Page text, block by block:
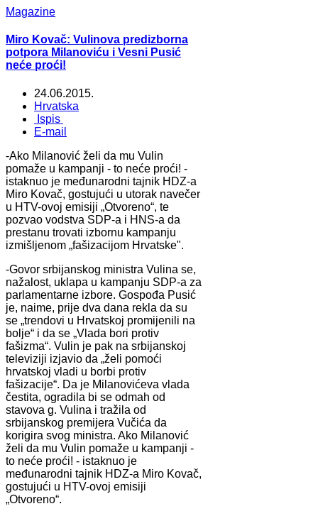
Magazine
Miro Kovač: Vulinova predizborna
potpora Milanoviću i Vesni Pusić
neće proći!
24.06.2015.
Hrvatska
Ispis
E-mail
-Ako Milanović želi da mu Vulin
pomaže u kampanji - to neće proći! -
istaknuo je međunarodni tajnik HDZ-a
Miro Kovač, gostujući u utorak navečer
u HTV-ovoj emisiji „Otvoreno“, te
pozvao vodstva SDP-a i HNS-a da
prestanu trovati izbornu kampanju
izmišljenom „fašizacijom Hrvatske".
-Govor srbijanskog ministra Vulina se,
nažalost, uklapa u kampanju SDP-a za
parlamentarne izbore. Gospođa Pusić
je, naime, prije dva dana rekla da su
se „trendovi u Hrvatskoj promijenili na
bolje“ i da se „Vlada bori protiv
fašizma“. Vulin je pak na srbijanskoj
televiziji izjavio da „želi pomoći
hrvatskoj vladi u borbi protiv
fašizacije“. Da je Milanovićeva vlada
čestita, ogradila bi se odmah od
stavova g. Vulina i tražila od
srbijanskog premijera Vučića da
korigira svog ministra. Ako Milanović
želi da mu Vulin pomaže u kampanji -
to neće proći! - istaknuo je
međunarodni tajnik HDZ-a Miro Kovač,
gostujući u HTV-ovoj emisiji
„Otvoreno“.